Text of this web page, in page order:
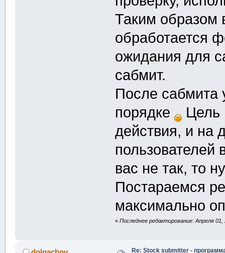
Таким образом
обработается
ожидания для
сабмит.
После сабмита
порядке
Цель
действия, и на
пользователей
вас не так, то
Постараемся
максимально
«Последнее редактирование: Апреля
Re: Stock submitter -